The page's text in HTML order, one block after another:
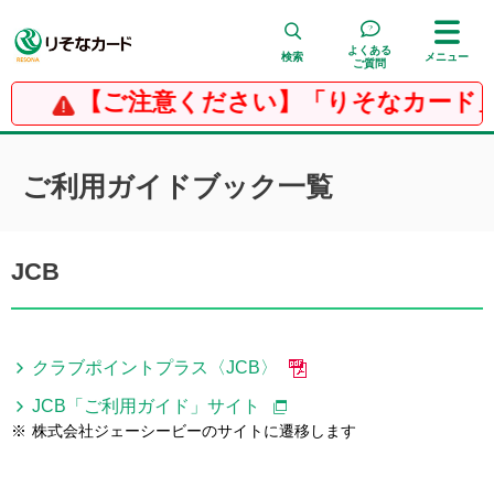
検索
よくある
ご質問
メニュー
検 索
【ご注意ください】「りそなカード
ご利用ガイドブック一覧
JCB
クラブポイントプラス〈JCB〉
JCB「ご利用ガイド」サイト
※ 株式会社ジェーシービーのサイトに遷移します